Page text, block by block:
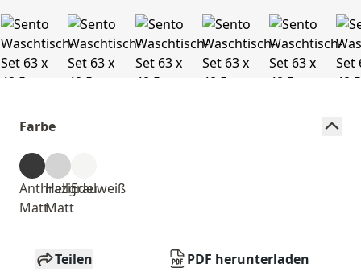
Farbe
Anthrazit
Matt
Hellgrau
Matt
Edelweiß
Teilen PDF herunterladen